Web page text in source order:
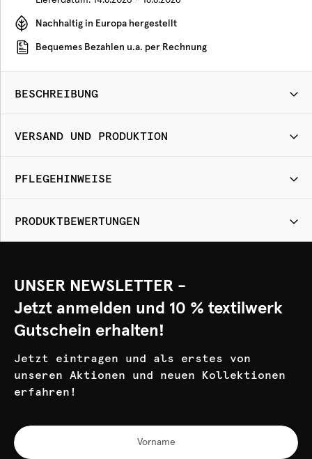
Nachhaltig in Europa hergestellt
Bequemes Bezahlen u.a. per Rechnung
BESCHREIBUNG
VERSAND UND PRODUKTION
PFLEGEHINWEISE
PRODUKTBEWERTUNGEN
UNSER NEWSLETTER -
Jetzt anmelden und 10 % textilwerk
Gutschein erhalten!
Jetzt eintragen und als erstes von
unseren Aktionen und neuen Kollektionen
erfahren!